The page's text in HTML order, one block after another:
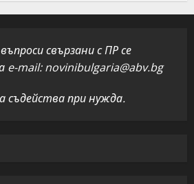
свързани с ПР се
e-mail:novinibulgaria@abv.bg
съдейства при нужда.